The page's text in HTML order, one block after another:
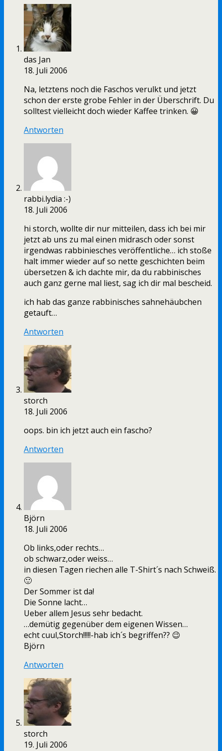
das Jan
18. Juli 2006
Na, letztens noch die Faschos verulkt und jetzt
schon der erste grobe Fehler in der Überschrift. Du
solltest vielleicht doch wieder Kaffee trinken. 😀
Antworten
rabbi.lydia :-)
18. Juli 2006
hi storch, wollte dir nur mitteilen, dass ich bei mir
jetzt ab uns zu mal einen midrasch oder sonst
irgendwas rabbiniesches veröffentliche… ich stoße
halt immer wieder auf so nette geschichten beim
übersetzen & ich dachte mir, da du rabbinisches
auch ganz gerne mal liest, sag ich dir mal bescheid.
ich hab das ganze rabbinisches sahnehäubchen
getauft…
Antworten
storch
18. Juli 2006
oops. bin ich jetzt auch ein fascho?
Antworten
Björn
18. Juli 2006
Ob links,oder rechts…
ob schwarz,oder weiss…
in diesen Tagen riechen alle T-Shirt´s nach Schweiß.
🙂
Der Sommer ist da!
Die Sonne lacht…
Ueber allem Jesus sehr bedacht.
…demütig gegenüber dem eigenen Wissen…
echt cuul,Storch!!!!!-hab ich´s begriffen?? 😉
Björn
Antworten
storch
19. Juli 2006